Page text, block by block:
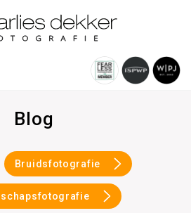
Blog
Bruidsfotografie